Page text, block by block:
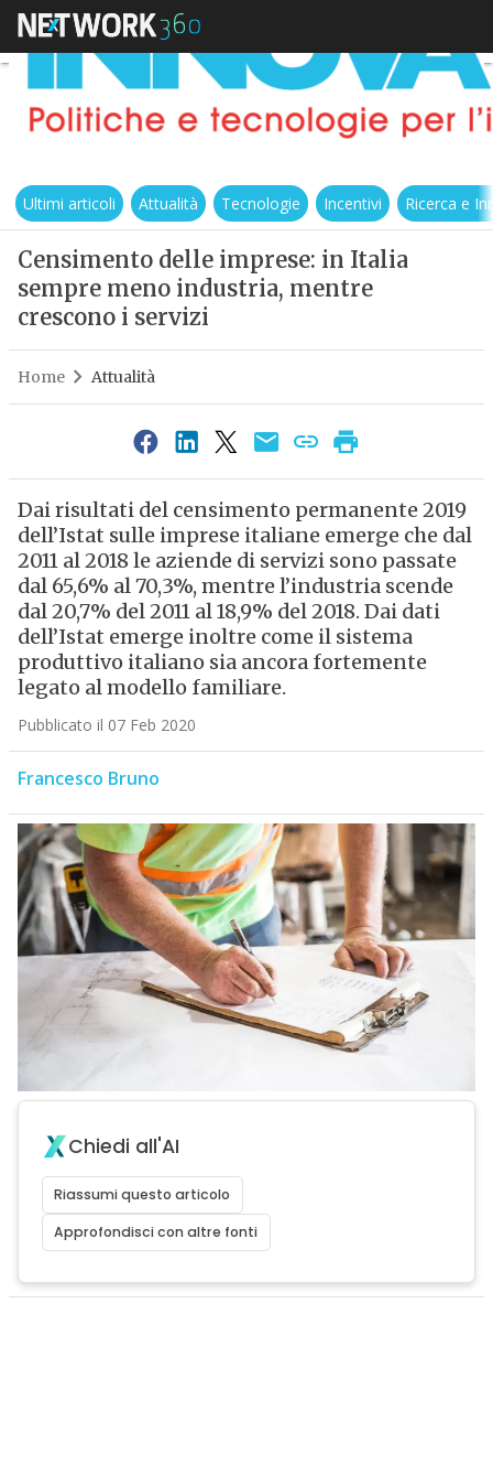
Ultimi articoli Attualità Tecnologie Incentivi Ricerca e
Censimento delle imprese: in Italia
sempre meno industria, mentre
crescono i servizi
Home Attualità
Dai risultati del censimento permanente 2019
dell’Istat sulle imprese italiane emerge che dal
2011 al 2018 le aziende di servizi sono passate
dal 65,6% al 70,3%, mentre l’industria scende
dal 20,7% del 2011 al 18,9% del 2018. Dai dati
dell’Istat emerge inoltre come il sistema
produttivo italiano sia ancora fortemente
legato al modello familiare.
Pubblicato il 07 Feb 2020
Francesco Bruno
Chiedi all'AI
Riassumi questo articolo
Approfondisci con altre fonti